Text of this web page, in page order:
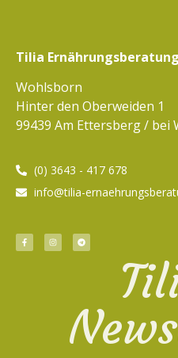
Tilia Ernährungsberatung
Wohlsborn
Hinter den Oberweiden 1
99439 Am Ettersberg / bei
(0) 3643 - 417 678
info@tilia-